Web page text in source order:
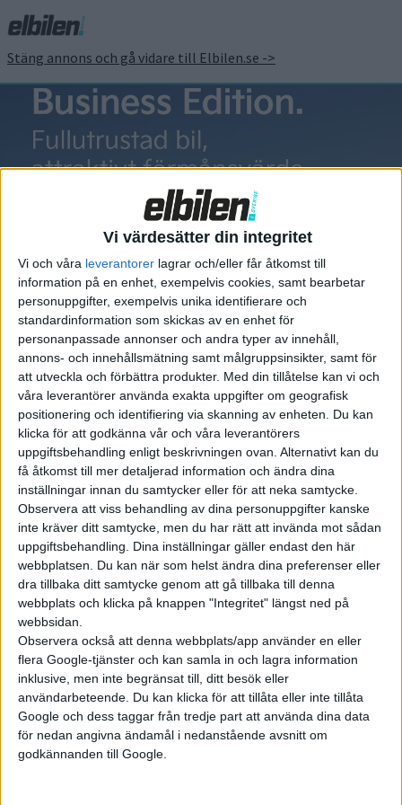
Vi värdesätter din integritet
Vi och våra leverantorer lagrar och/eller får åtkomst till
information på en enhet, exempelvis cookies, samt bearbetar
personuppgifter, exempelvis unika identifierare och
standardinformation som skickas av en enhet för
personanpassade annonser och andra typer av innehåll,
annons- och innehållsmätning samt målgruppsinsikter, samt för
att utveckla och förbättra produkter. Med din tillåtelse kan vi och
våra leverantörer använda exakta uppgifter om geografisk
positionering och identifiering via skanning av enheten. Du kan
klicka för att godkänna vår och våra leverantörers
uppgiftsbehandling enligt beskrivningen ovan. Alternativt kan du
få åtkomst till mer detaljerad information och ändra dina
inställningar innan du samtycker eller för att neka samtycke.
Observera att viss behandling av dina personuppgifter kanske
inte kräver ditt samtycke, men du har rätt att invända mot sådan
uppgiftsbehandling. Dina inställningar gäller endast den här
webbplatsen. Du kan när som helst ändra dina preferenser eller
dra tillbaka ditt samtycke genom att gå tillbaka till denna
webbplats och klicka på knappen "Integritet" längst ned på
webbsidan.
Observera också att denna webbplats/app använder en eller
flera Google-tjänster och kan samla in och lagra information
inklusive, men inte begränsat till, ditt besök eller
användarbeteende. Du kan klicka för att tillåta eller inte tillåta
Google och dess taggar från tredje part att använda dina data
för nedan angivna ändamål i nedanstående avsnitt om
godkännanden till Google.
Stäng annons och gå vidare till Elbilen.se ->
Ring Knutstorp
Mest lästa
7 aug 2026
Studie: Förbränningsbilar borde skrotas direkt
5 aug 2026
Uppgift: då kommer Volvos nya eldrivna volymmodell EX50
7 aug 2026
EU-plan: V2G-krav ska göra elbilar till del av energisystemet
6 aug 2026
Säljstart för instegsversionen av ID. Polo
6 aug 2026
Nu även Byd – då vill jätten tillverka solid state-batterier
Elbilens nyhetsbrev
Håll dig uppdaterad om de senaste nyheterna!
Prenumerera